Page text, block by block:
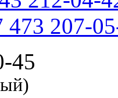
473 207-
45